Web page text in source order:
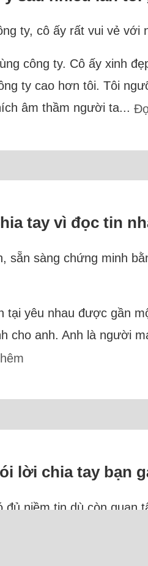
ty, cô ấy rất vui vẻ với
công ty. Cô ấy xinh
ty cao hơn tôi. Tôi
âm thầm người ta...
tay vì đọc tin
sẵn sàng chứng minh
tại yêu nhau được gần
cho anh. Anh là người
lời chia tay bạn
đủ niềm tin dù còn quan